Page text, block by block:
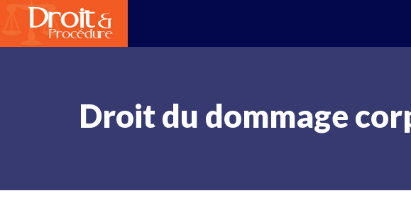
Droit du dommage